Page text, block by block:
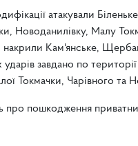
атакували
Новоданилівку, Малу
накрили Кам'янське,
ударів завдано по
Токмачки, Чарівного та
про пошкодження